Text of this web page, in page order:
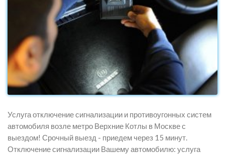
Услуга отключение сигнализации и противоугонных систем
автомобиля возле метро Верхние Котлы в Москве с
выездом! Срочный выезд - приедем через 15 минут.
Отключение сигнализации Вашему автомобилю: услуга